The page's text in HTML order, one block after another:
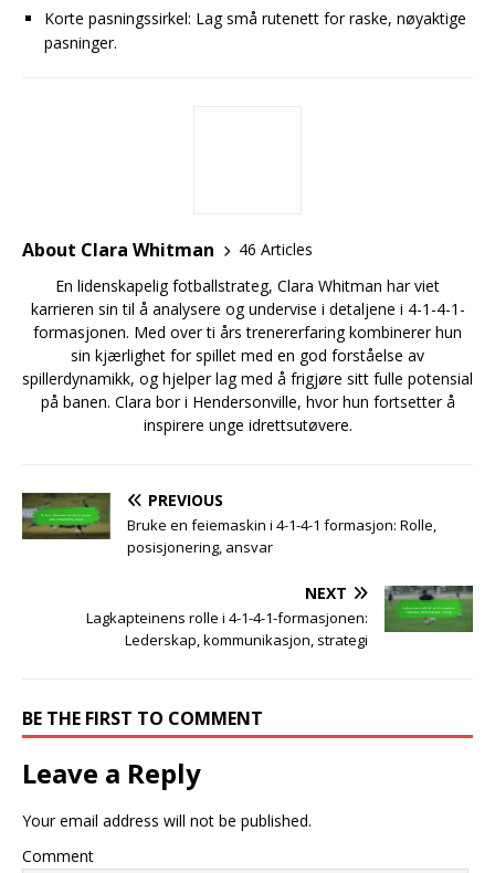
Korte pasningssirkel: Lag små rutenett for raske, nøyaktige
pasninger.
About Clara Whitman
46 Articles
En lidenskapelig fotballstrateg, Clara Whitman har viet
karrieren sin til å analysere og undervise i detaljene i 4-1-4-1-
formasjonen. Med over ti års trenererfaring kombinerer hun
sin kjærlighet for spillet med en god forståelse av
spillerdynamikk, og hjelper lag med å frigjøre sitt fulle potensial
på banen. Clara bor i Hendersonville, hvor hun fortsetter å
inspirere unge idrettsutøvere.
PREVIOUS
Bruke en feiemaskin i 4-1-4-1 formasjon: Rolle,
posisjonering, ansvar
NEXT
Lagkapteinens rolle i 4-1-4-1-formasjonen:
Lederskap, kommunikasjon, strategi
BE THE FIRST TO COMMENT
Leave a Reply
Your email address will not be published.
Comment